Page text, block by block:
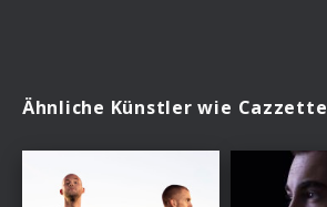
Ähnliche Künstler wie Cazzette